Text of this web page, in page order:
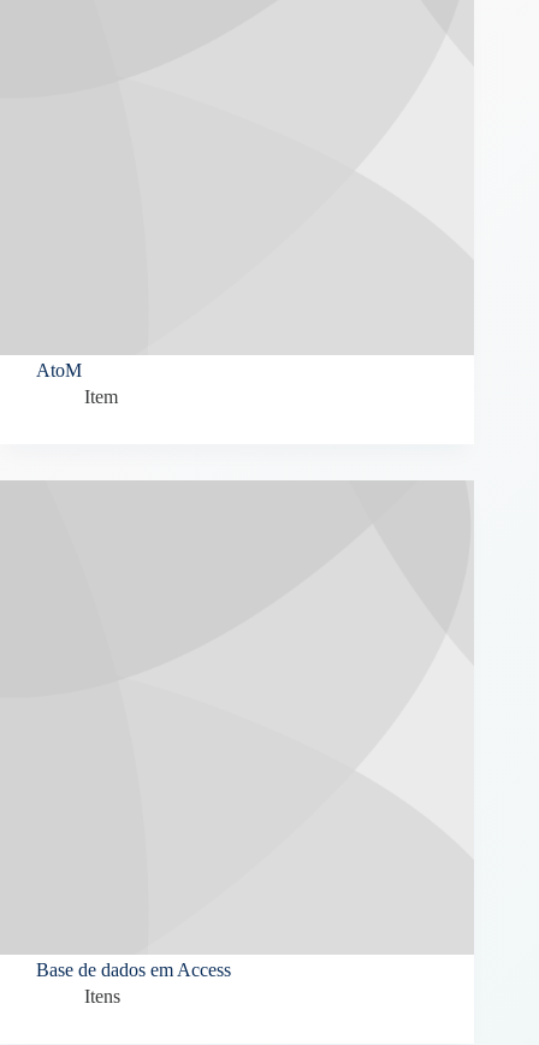
AtoM
Item
Base de dados em Access
Itens